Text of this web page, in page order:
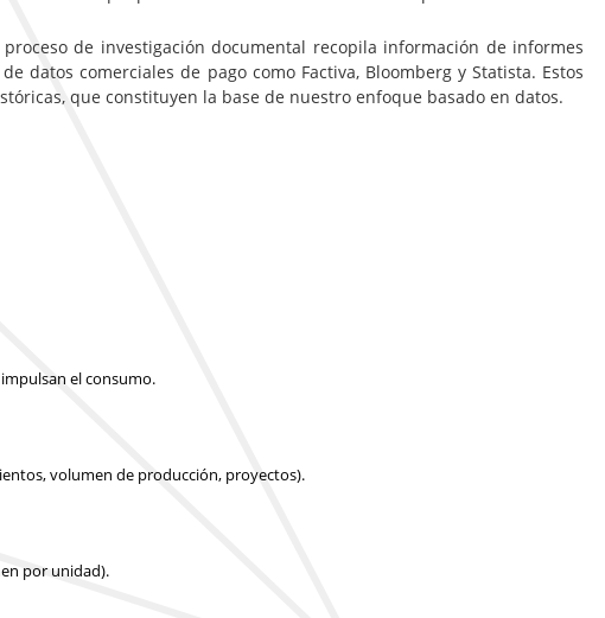
de investigación documental recopila información de informes
datos comerciales de pago como Factiva, Bloomberg y Statista. Estos
que constituyen la base de nuestro enfoque basado en datos.
el consumo.
volumen de producción, proyectos).
por unidad).